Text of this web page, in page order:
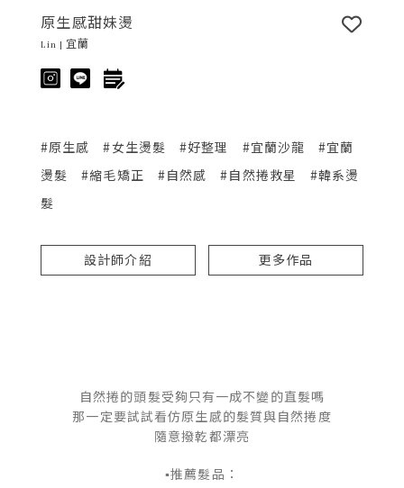
原生感甜妹燙
Lin | 宜蘭
#原生感 #女生燙髮 #好整理 #宜蘭沙龍
#宜蘭
燙髮
#縮毛矯正 #自然感 #自然捲救星
#韓系燙
髮
設計師介紹 更多作品
自然捲的頭髮受夠只有一成不變的直髮嗎
那一定要試試看仿原生感的髮質與自然捲度
隨意撥乾都漂亮
▪推薦髮品：